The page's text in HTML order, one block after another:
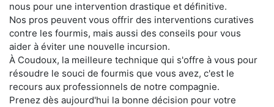
nous pour une intervention drastique et définitive.
Nos pros peuvent vous offrir des interventions curatives
contre les fourmis, mais aussi des conseils pour vous
aider à éviter une nouvelle incursion.
À Coudoux, la meilleure technique qui s'offre à vous pour
résoudre le souci de fourmis que vous avez, c'est le
recours aux professionnels de notre compagnie.
Prenez dès aujourd'hui la bonne décision pour votre